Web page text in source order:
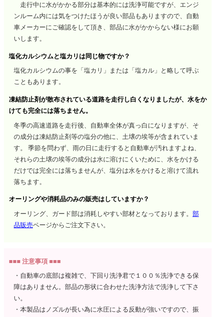
走行中に水がかかる部分は基本的には洗浄可能ですが、エンジ
ンルーム内には気をつけたほうが良い部品もありますので、自動
車メーカーにご確認をして頂き、部品に水がかからない様にお願
いします。
塩化カルシウムと塩カリは同じ物ですか？
塩化カルシウムの事を「塩カリ」または「塩カル」と略して呼ぶ
こともあります。
凍結防止剤が散布されている道路を走行し白くなりましたが、水をか
けても完全には落ちません。
冬季の高速道路を走行後、自動車全体が真っ白になりますが、そ
の成分は凍結防止剤等の塩分の他に、土壌の埃等が含まれていま
す。 季節を問わず、雨の日に走行すると自動車が汚れますよね、
それらの土壌の埃等の成分は水に溶けにくいために、水をかける
だけでは完全には落ちませんが、塩分は水をかけると溶けて流れ
落ちます。
オーリングや消耗品のみの販売はしていますか？
オーリング、ガード部は消耗しやすい部材となっております。 部
品販売ページからご注文下さい。
■■■ 注意事項 ■■■
・自動車の底部は複雑で、下回り洗浄君で１００％洗浄できる保
障はありません。部品の形状に合わせた洗浄方法で洗浄して下さ
い。
・本製品はノズルが長い為に水圧による反動が強いですので、振